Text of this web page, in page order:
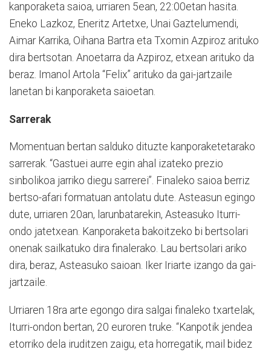
kanporaketa saioa, urriaren 5ean, 22:00etan hasita.
Eneko Lazkoz, Eneritz Artetxe, Unai Gaztelumendi,
Aimar Karrika, Oihana Bartra eta Txomin Azpiroz arituko
dira bertsotan. Anoetarra da Azpiroz, etxean arituko da
beraz. Imanol Artola “Felix” arituko da gai-jartzaile
lanetan bi kanporaketa saioetan.
Sarrerak
Momentuan bertan salduko dituzte kanporaketetarako
sarrerak. “Gastuei aurre egin ahal izateko prezio
sinbolikoa jarriko diegu sarrerei”. Finaleko saioa berriz
bertso-afari formatuan antolatu dute. Asteasun egingo
dute, urriaren 20an, larunbatarekin, Asteasuko Iturri-
ondo jatetxean. Kanporaketa bakoitzeko bi bertsolari
onenak sailkatuko dira finalerako. Lau bertsolari ariko
dira, beraz, Asteasuko saioan. Iker Iriarte izango da gai-
jartzaile.
Urriaren 18ra arte egongo dira salgai finaleko txartelak,
Iturri-ondon bertan, 20 euroren truke. “Kanpotik jendea
etorriko dela iruditzen zaigu, eta horregatik, mail bidez